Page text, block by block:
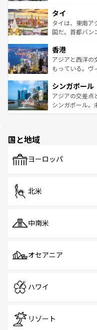
リティに包まれ
覧を参照してほ
急速な発展と共
ーチミン市のフ
醸し出している
とつ。フォーや
ひ現地で味わい
が旅行者を迎え
参照してほしい。
タイ
タイは、東南ア
国だ。首都バン
の活気が交差し
帯で自然と触れ
いビーチでリゾ
激する。気候は
が待っている。
た文化、そして
香港
アジアと西洋の
もっている。ヴ
み、どこを訪れ
ており、効率よ
うな絶景から文
シンガポール
アジアの交差点
シンガポール。
で、ホーカーズ
国と地域
ヨーロッパ
北米
中南米
オセアニア
ハワイ
リゾート